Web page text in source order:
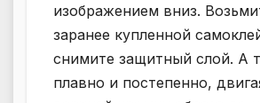
изображением вниз.
заранее купленной
снимите защитный слой. А
плавно и постепенно,